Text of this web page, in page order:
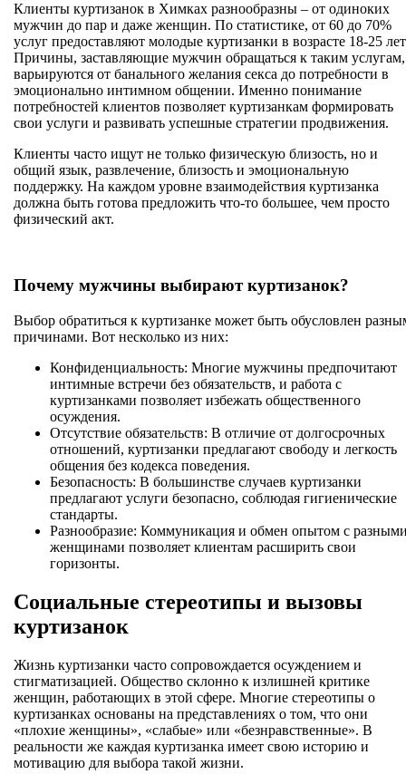
Клиенты куртизанок в Химках разнообразны – от одиноких
мужчин до пар и даже женщин. По статистике, от 60 до 70%
услуг предоставляют молодые куртизанки в возрасте 18-25
Причины, заставляющие мужчин обращаться к таким услугам,
варьируются от банального желания секса до потребности в
эмоционально интимном общении. Именно понимание
потребностей клиентов позволяет куртизанкам формировать
свои услуги и развивать успешные стратегии продвижения.
Клиенты часто ищут не только физическую близость, но и
общий язык, развлечение, близость и эмоциональную
поддержку. На каждом уровне взаимодействия куртизанка
должна быть готова предложить что-то большее, чем просто
физический акт.
Почему мужчины выбирают куртизанок?
Выбор обратиться к куртизанке может быть обусловлен
причинами. Вот несколько из них:
Конфиденциальность: Многие мужчины предпочитают
интимные встречи без обязательств, и работа с
куртизанками позволяет избежать общественного
осуждения.
Отсутствие обязательств: В отличие от долгосрочных
отношений, куртизанки предлагают свободу и легкость
общения без кодекса поведения.
Безопасность: В большинстве случаев куртизанки
предлагают услуги безопасно, соблюдая гигиенические
стандарты.
Разнообразие: Коммуникация и обмен опытом с
женщинами позволяет клиентам расширить свои
горизонты.
Социальные стереотипы и вызовы
куртизанок
Жизнь куртизанки часто сопровождается осуждением и
стигматизацией. Общество склонно к излишней критике
женщин, работающих в этой сфере. Многие стереотипы о
куртизанках основаны на представлениях о том, что они
«плохие женщины», «слабые» или «безнравственные». В
реальности же каждая куртизанка имеет свою историю и
мотивацию для выбора такой жизни.